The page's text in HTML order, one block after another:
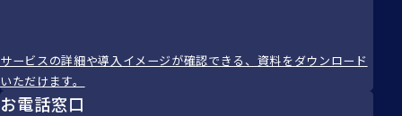
サービスの詳細や導入イメージが確認できる、資料をダウンロード
いただけます。
お電話窓口